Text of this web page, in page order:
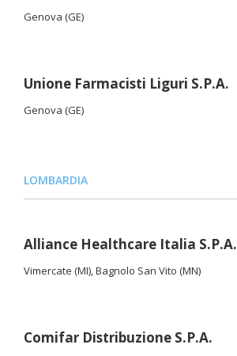
Genova (GE)
Unione Farmacisti Liguri S.P.A.
Genova (GE)
LOMBARDIA
Alliance Healthcare Italia S.P.A.
Vimercate (MI), Bagnolo San Vito (MN)
Comifar Distribuzione S.P.A.